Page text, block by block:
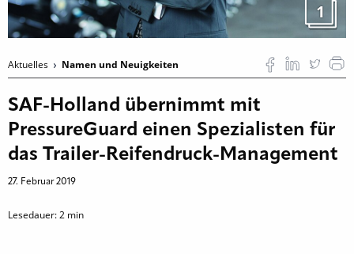
1
Aktuelles Namen und Neuigkeiten
SAF-Holland übernimmt mit
PressureGuard einen Spezialisten für
das Trailer-Reifendruck-Management
27. Februar 2019
Lesedauer:2 min